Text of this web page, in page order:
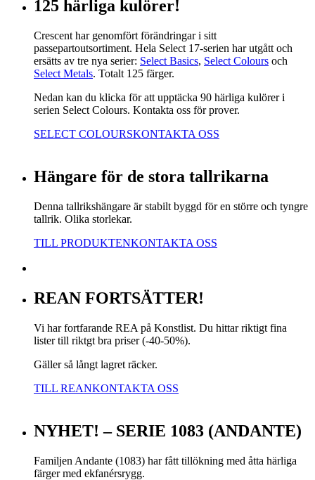
125 härliga kulörer!
Crescent har genomfört förändringar i sitt
passepartoutsortiment. Hela Select 17-serien har utgått och
ersätts av tre nya serier: Select Basics, Select Colours och
Select Metals. Totalt 125 färger.
Nedan kan du klicka för att upptäcka 90 härliga kulörer i
serien Select Colours. Kontakta oss för prover.
SELECT COLOURSKONTAKTA OSS
Hängare för de stora tallrikarna
Denna tallrikshängare är stabilt byggd för en större och tyngre
tallrik. Olika storlekar.
TILL PRODUKTENKONTAKTA OSS
REAN FORTSÄTTER!
Vi har fortfarande REA på Konstlist. Du hittar riktigt fina
lister till riktgt bra priser (-40-50%).
Gäller så långt lagret räcker.
TILL REANKONTAKTA OSS
NYHET! – SERIE 1083 (ANDANTE)
Familjen Andante (1083) har fått tillökning med åtta härliga
färger med ekfanérsrygg.